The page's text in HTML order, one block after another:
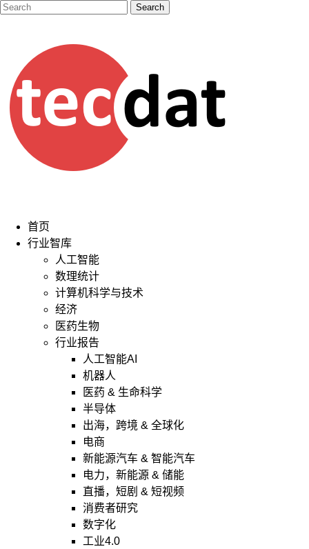
首页
行业智库
人工智能
数理统计
计算机科学与技术
经济
医药生物
行业报告
人工智能AI
机器人
医药 & 生命科学
半导体
出海，跨境 & 全球化
电商
新能源汽车 & 智能汽车
电力，新能源 & 储能
直播，短剧 & 短视频
消费者研究
数字化
工业4.0